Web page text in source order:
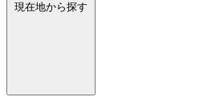
現在地から探す